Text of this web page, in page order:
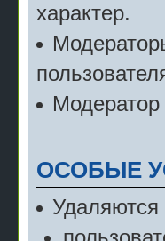
характер.
Модератор
ОСОБЫЕ
Удаляются